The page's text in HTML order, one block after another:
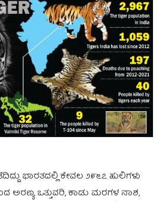
ಭಾರತದಲ್ಲಿ ಕೇವಲ ೨೯೬೭ ಹುಲಿಗಳು
ಅರಣ್ಯ ಒತ್ತುವರಿ, ಕಾಡು ಮರಗಳ ನಾಶ,